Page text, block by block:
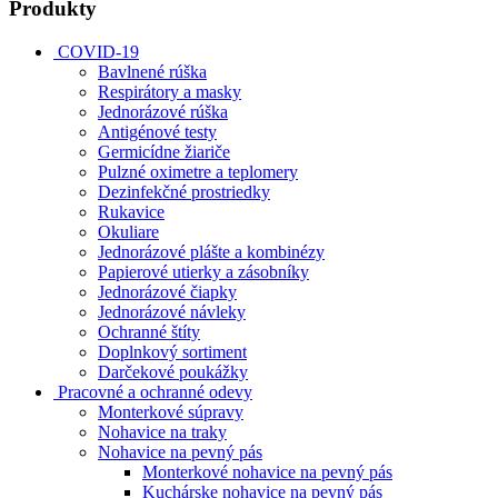
Produkty
COVID-19
Bavlnené rúška
Respirátory a masky
Jednorázové rúška
Antigénové testy
Germicídne žiariče
Pulzné oximetre a teplomery
Dezinfekčné prostriedky
Rukavice
Okuliare
Jednorázové plášte a kombinézy
Papierové utierky a zásobníky
Jednorázové čiapky
Jednorázové návleky
Ochranné štíty
Doplnkový sortiment
Darčekové poukážky
Pracovné a ochranné odevy
Monterkové súpravy
Nohavice na traky
Nohavice na pevný pás
Monterkové nohavice na pevný pás
Kuchárske nohavice na pevný pás